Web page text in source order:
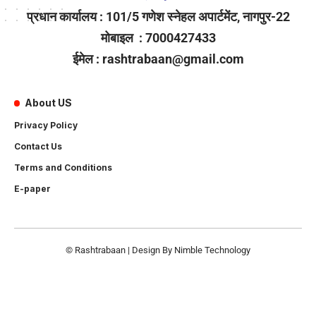
प्रधान कार्यालय : 101/5 गणेश स्नेहल अपार्टमेंट, नागपुर-22
मोबाइल : 7000427433
ईमेल : rashtrabaan@gmail.com
About US
Privacy Policy
Contact Us
Terms and Conditions
E-paper
© Rashtrabaan | Design By Nimble Technology